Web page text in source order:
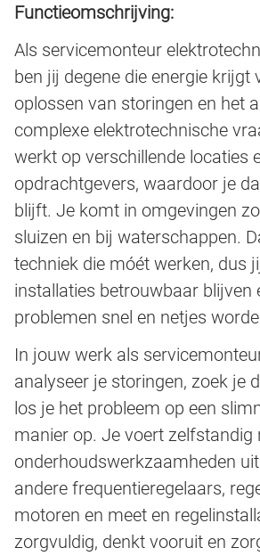
Functieomschrijving:
Als servicemonteur
ben jij degene die energie krijgt
oplossen van storingen en het
complexe elektrotechnische
werkt op verschillende locaties
opdrachtgevers, waardoor je
blijft. Je komt in omgevingen
sluizen en bij waterschappen.
techniek die móét werken, dus
installaties betrouwbaar blijven
problemen snel en netjes
In jouw werk als
analyseer je storingen, zoek je
los je het probleem op een
manier op. Je voert zelfstandig
onderhoudswerkzaamheden
andere frequentieregelaars,
motoren en meet en
zorgvuldig, denkt vooruit en